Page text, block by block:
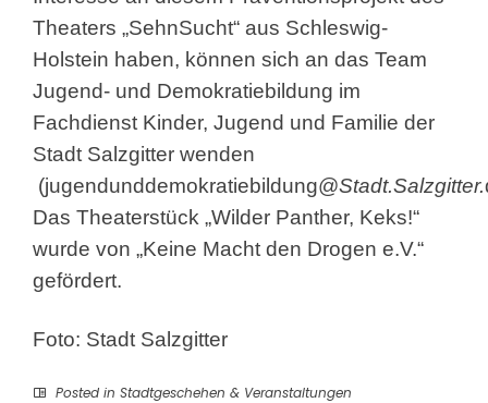
Theaters „SehnSucht“ aus Schleswig-
Holstein haben, können sich an das Team
Jugend- und Demokratiebildung im
Fachdienst Kinder, Jugend und Familie der
Stadt Salzgitter wenden
(jugendunddemokratiebildung@Stadt.Salzgitter.
Das Theaterstück „Wilder Panther, Keks!“
wurde von „Keine Macht den Drogen e.V.“
gefördert.
Foto: Stadt Salzgitter
Posted in Stadtgeschehen & Veranstaltungen